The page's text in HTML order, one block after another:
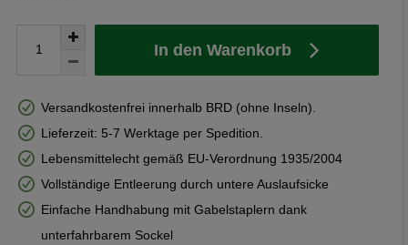
In den Warenkorb
Versandkostenfrei innerhalb BRD (ohne Inseln).
Lieferzeit: 5-7 Werktage per Spedition.
Lebensmittelecht gemäß EU-Verordnung 1935/2004
Vollständige Entleerung durch untere Auslaufsicke
Einfache Handhabung mit Gabelstaplern dank
unterfahrbarem Sockel